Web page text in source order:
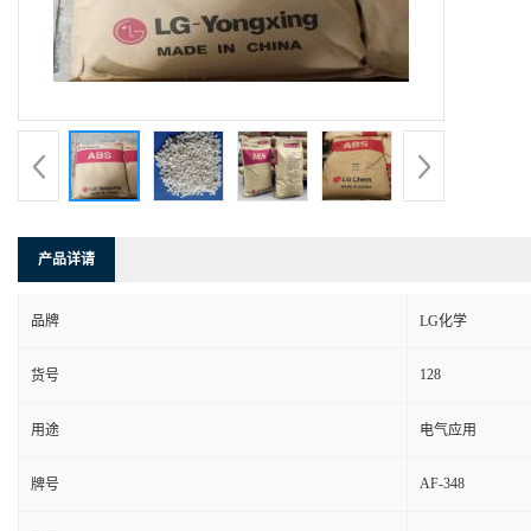
产品详请
品牌 LG化学
货号 128
用途 电气应用
牌号 AF-348